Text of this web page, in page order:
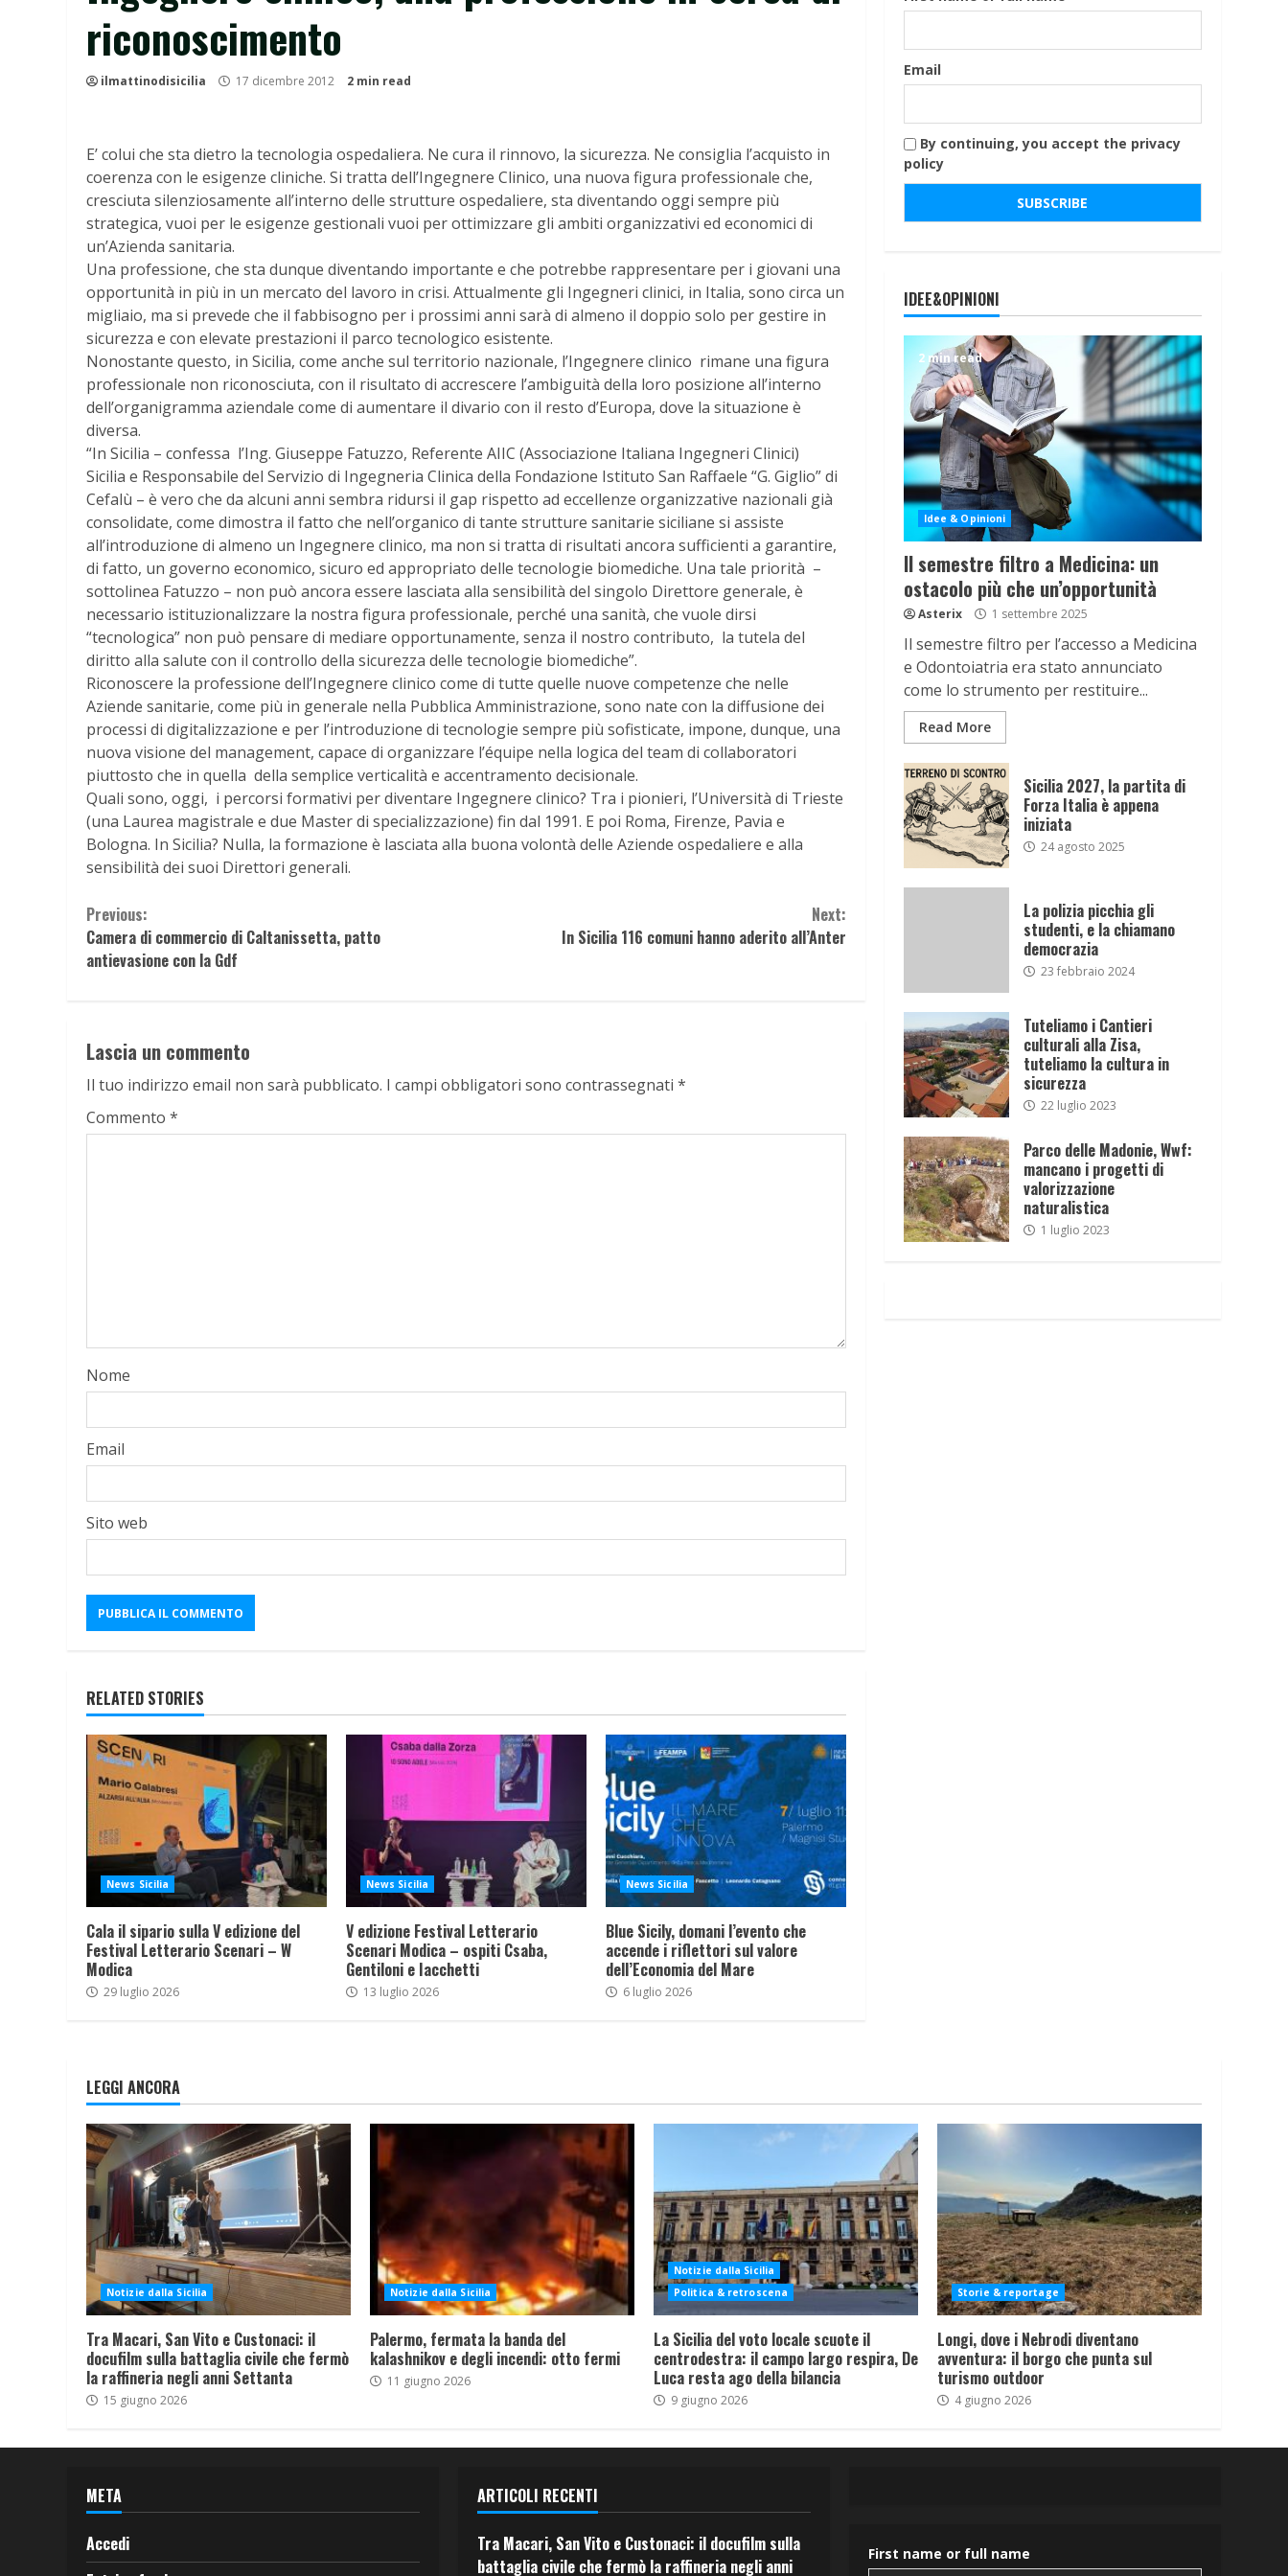
riconoscimento
ilmattinodisicilia 17 dicembre 2012 2 min read
E’ colui che sta dietro la tecnologia ospedaliera. Ne cura il rinnovo, la sicurezza. Ne consiglia l’acquisto in
coerenza con le esigenze cliniche. Si tratta dell’Ingegnere Clinico, una nuova figura professionale che,
cresciuta silenziosamente all’interno delle strutture ospedaliere, sta diventando oggi sempre più
strategica, vuoi per le esigenze gestionali vuoi per ottimizzare gli ambiti organizzativi ed economici di
un’Azienda sanitaria.
Una professione, che sta dunque diventando importante e che potrebbe rappresentare per i giovani una
opportunità in più in un mercato del lavoro in crisi. Attualmente gli Ingegneri clinici, in Italia, sono circa un
migliaio, ma si prevede che il fabbisogno per i prossimi anni sarà di almeno il doppio solo per gestire in
sicurezza e con elevate prestazioni il parco tecnologico esistente.
Nonostante questo, in Sicilia, come anche sul territorio nazionale, l’Ingegnere clinico rimane una figura
professionale non riconosciuta, con il risultato di accrescere l’ambiguità della loro posizione all’interno
dell’organigramma aziendale come di aumentare il divario con il resto d’Europa, dove la situazione è
diversa.
“In Sicilia – confessa l’Ing. Giuseppe Fatuzzo, Referente AIIC (Associazione Italiana Ingegneri Clinici)
Sicilia e Responsabile del Servizio di Ingegneria Clinica della Fondazione Istituto San Raffaele “G. Giglio” di
Cefalù – è vero che da alcuni anni sembra ridursi il gap rispetto ad eccellenze organizzative nazionali già
consolidate, come dimostra il fatto che nell’organico di tante strutture sanitarie siciliane si assiste
all’introduzione di almeno un Ingegnere clinico, ma non si tratta di risultati ancora sufficienti a garantire,
di fatto, un governo economico, sicuro ed appropriato delle tecnologie biomediche. Una tale priorità –
sottolinea Fatuzzo – non può ancora essere lasciata alla sensibilità del singolo Direttore generale, è
necessario istituzionalizzare la nostra figura professionale, perché una sanità, che vuole dirsi
“tecnologica” non può pensare di mediare opportunamente, senza il nostro contributo, la tutela del
diritto alla salute con il controllo della sicurezza delle tecnologie biomediche”.
Riconoscere la professione dell’Ingegnere clinico come di tutte quelle nuove competenze che nelle
Aziende sanitarie, come più in generale nella Pubblica Amministrazione, sono nate con la diffusione dei
processi di digitalizzazione e per l’introduzione di tecnologie sempre più sofisticate, impone, dunque, una
nuova visione del management, capace di organizzare l’équipe nella logica del team di collaboratori
piuttosto che in quella della semplice verticalità e accentramento decisionale.
Quali sono, oggi, i percorsi formativi per diventare Ingegnere clinico? Tra i pionieri, l’Università di Trieste
(una Laurea magistrale e due Master di specializzazione) fin dal 1991. E poi Roma, Firenze, Pavia e
Bologna. In Sicilia? Nulla, la formazione è lasciata alla buona volontà delle Aziende ospedaliere e alla
sensibilità dei suoi Direttori generali.
Continue
Reading
Previous:
Camera di commercio di Caltanissetta, patto
antievasione con la Gdf
Next:
In Sicilia 116 comuni hanno aderito all’Anter
Lascia un commento
Il tuo indirizzo email non sarà pubblicato. I campi obbligatori sono contrassegnati *
Commento *
Nome
Email
Sito web
RELATED STORIES
News Sicilia
Cala il sipario sulla V edizione del
Festival Letterario Scenari – W
Modica
29 luglio 2026
News Sicilia
V edizione Festival Letterario
Scenari Modica – ospiti Csaba,
Gentiloni e Iacchetti
13 luglio 2026
News Sicilia
Blue Sicily, domani l’evento che
accende i riflettori sul valore
dell’Economia del Mare
6 luglio 2026
Email
By continuing, you accept the privacy
policy
IDEE&OPINIONI
2 min read
Idee & Opinioni
Il semestre filtro a Medicina: un
ostacolo più che un’opportunità
Asterix 1 settembre 2025
Il semestre filtro per l’accesso a Medicina
e Odontoiatria era stato annunciato
come lo strumento per restituire...
Read More
Sicilia 2027, la partita di
Forza Italia è appena
iniziata
24 agosto 2025
La polizia picchia gli
studenti, e la chiamano
democrazia
23 febbraio 2024
Tuteliamo i Cantieri
culturali alla Zisa,
tuteliamo la cultura in
sicurezza
22 luglio 2023
Parco delle Madonie, Wwf:
mancano i progetti di
valorizzazione
naturalistica
1 luglio 2023
LEGGI ANCORA
Notizie dalla Sicilia
Tra Macari, San Vito e Custonaci: il
docufilm sulla battaglia civile che fermò
la raffineria negli anni Settanta
15 giugno 2026
Notizie dalla Sicilia
Palermo, fermata la banda del
kalashnikov e degli incendi: otto fermi
11 giugno 2026
Notizie dalla Sicilia
Politica & retroscena
La Sicilia del voto locale scuote il
centrodestra: il campo largo respira, De
Luca resta ago della bilancia
9 giugno 2026
Storie & reportage
Longi, dove i Nebrodi diventano
avventura: il borgo che punta sul
turismo outdoor
4 giugno 2026
META
Accedi
ARTICOLI RECENTI
Tra Macari, San Vito e Custonaci: il docufilm sulla
battaglia civile che fermò la raffineria negli anni
First name or full name